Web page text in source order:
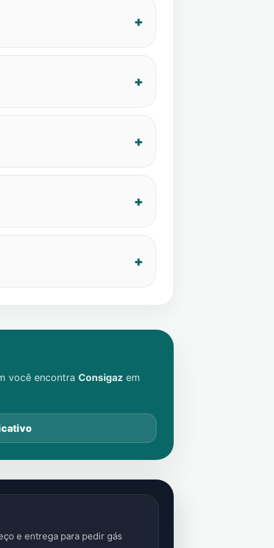
você encontra Consigaz em
e entrega para pedir gás